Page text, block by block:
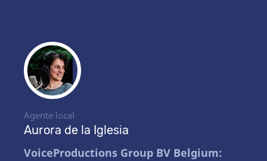
Agente local
Aurora de la Iglesia
VoiceProductions Group BV Belgium: